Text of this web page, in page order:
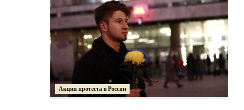
Акции протеста в России